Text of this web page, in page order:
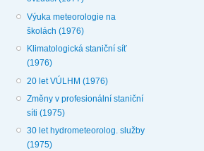
Výuka meteorologie na
školách (1976)
Klimatologická staniční síť
(1976)
20 let VÚLHM (1976)
Změny v profesionální staniční
síti (1975)
30 let hydrometeorolog. služby
(1975)